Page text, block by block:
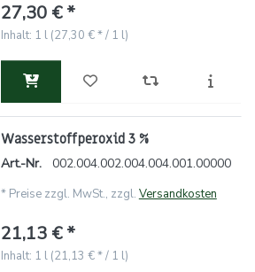
27,30 € *
Inhalt: 1 l (27,30 € * / 1 l)
Wasserstoffperoxid 3 %
Art.-Nr. 002.004.002.004.004.001.00000
* Preise zzgl. MwSt., zzgl. Versandkosten
21,13 € *
Inhalt: 1 l (21,13 € * / 1 l)